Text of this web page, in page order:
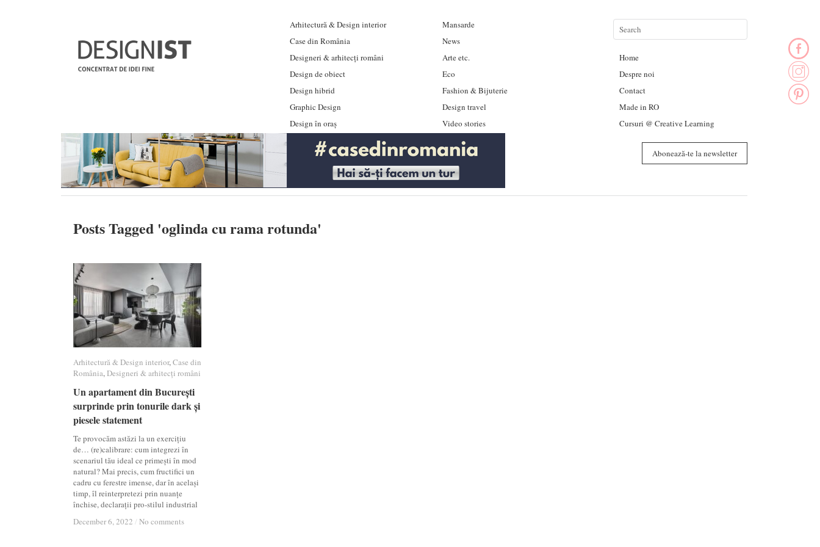
Arhitectură & Design interior
Case din România
Designeri & arhitecți români
Design de obiect
Design hibrid
Graphic Design
Design în oraș
Mansarde
News
Arte etc.
Eco
Fashion & Bijuterie
Design travel
Video stories
Home
Despre noi
Contact
Made in RO
Cursuri @ Creative Learning
Abonează-te la newsletter
Posts Tagged 'oglinda cu rama rotunda'
Arhitectură & Design interior,Case din
România,Designeri & arhitecți români
Un apartament din București
surprinde prin tonurile dark și
piesele statement
Te provocăm astăzi la un exercițiu
de… (re)calibrare: cum integrezi în
scenariul tău ideal ce primești în mod
natural? Mai precis, cum fructifici un
cadru cu ferestre imense, dar în același
timp, îl reinterpretezi prin nuanțe
închise, declarații pro-stilul industrial
December 6, 2022 / No comments
Arhitectură & Design interior Case din
România Designeri & arhitecți români
Un apartament din București
surprinde prin tonurile dark și
piesele statement
December 6, 2022 / No comments